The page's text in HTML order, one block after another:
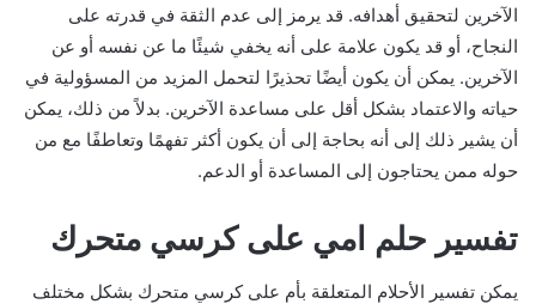
الآخرين لتحقيق أهدافه. قد يرمز إلى عدم الثقة في قدرته على
النجاح، أو قد يكون علامة على أنه يخفي شيئًا ما عن نفسه أو عن
الآخرين. يمكن أن يكون أيضًا تحذيرًا لتحمل المزيد من المسؤولية في
حياته والاعتماد بشكل أقل على مساعدة الآخرين. بدلاً من ذلك، يمكن
أن يشير ذلك إلى أنه بحاجة إلى أن يكون أكثر تفهمًا وتعاطفًا مع من
حوله ممن يحتاجون إلى المساعدة أو الدعم.
تفسير حلم امي على كرسي متحرك
يمكن تفسير الأحلام المتعلقة بأم على كرسي متحرك بشكل مختلف